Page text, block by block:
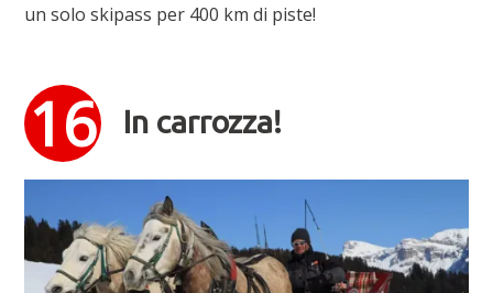
un solo skipass per 400 km di piste!
In carrozza!